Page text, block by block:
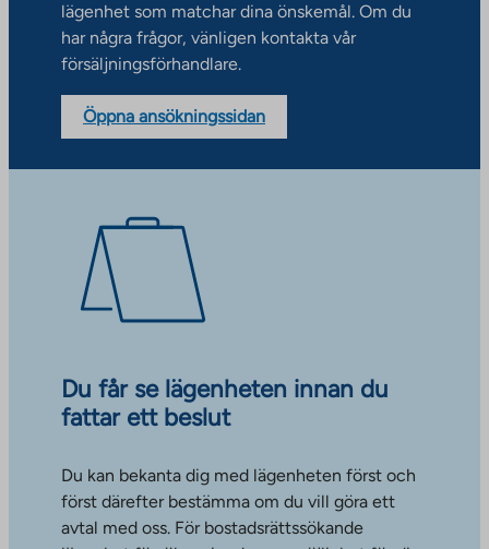
lägenhet som matchar dina önskemål. Om du
har några frågor, vänligen kontakta vår
försäljningsförhandlare.
Öppna ansökningssidan
Du får se lägenheten innan du
fattar ett beslut
Du kan bekanta dig med lägenheten först och
först därefter bestämma om du vill göra ett
avtal med oss. För bostadsrättssökande